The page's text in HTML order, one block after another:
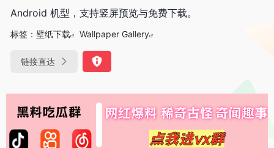
Android 机型，支持竖屏预览与免费下载。
标签： 壁纸下载 Wallpaper Gallery
链接直达